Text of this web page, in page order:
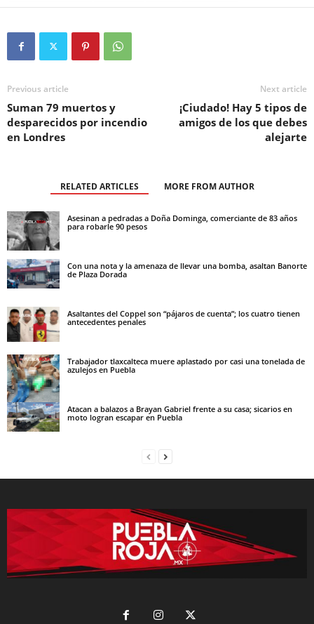
Previous article
Suman 79 muertos y
desparecidos por incendio
en Londres
Next article
¡Ciudado! Hay 5 tipos de
amigos de los que debes
alejarte
RELATED ARTICLES MORE FROM AUTHOR
Asesinan a pedradas a Doña Dominga, comerciante de 83 años
para robarle 90 pesos
Con una nota y la amenaza de llevar una bomba, asaltan Banorte
de Plaza Dorada
Asaltantes del Coppel son “pájaros de cuenta”; los cuatro tienen
antecedentes penales
Trabajador tlaxcalteca muere aplastado por casi una tonelada de
azulejos en Puebla
Atacan a balazos a Brayan Gabriel frente a su casa; sicarios en
moto logran escapar en Puebla